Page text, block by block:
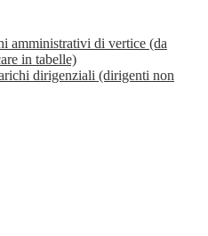
amministrativi di vertice (da
in tabelle)
dirigenziali (dirigenti non